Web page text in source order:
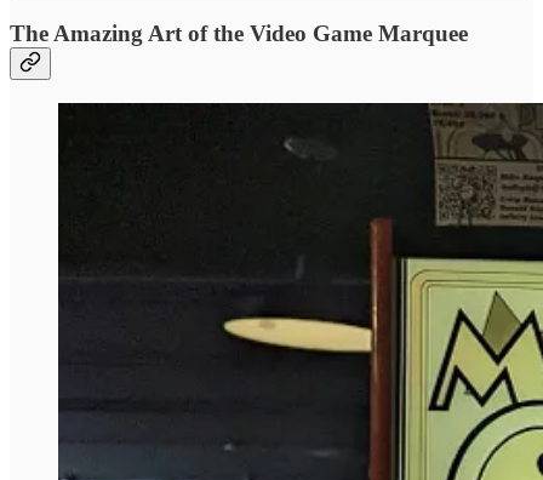
The Amazing Art of the Video Game Marquee